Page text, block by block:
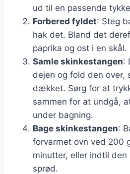
ud til en passende
Forbered fyldet: Steg
hak det. Bland det
paprika og ost i en skål.
Samle skinkestangen:
dejen og fold den over,
dækket. Sørg for at
sammen for at undgå,
under bagning.
Bage skinkestangen:
forvarmet ovn ved 200
minutter, eller indtil den
sprød.